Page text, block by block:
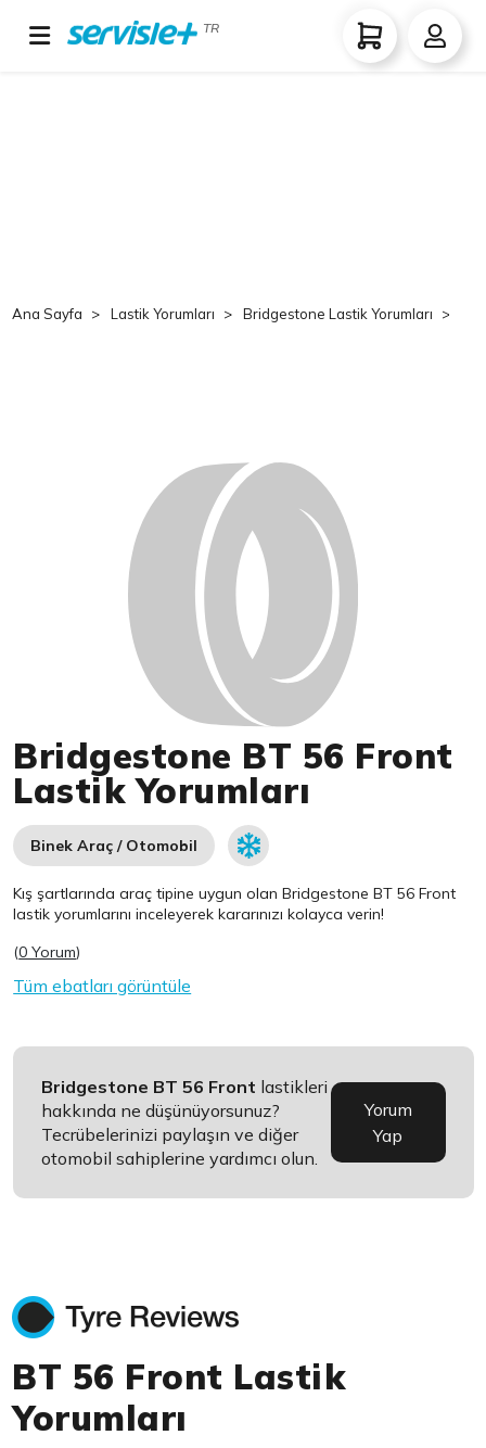
TR
Ana Sayfa Lastik Yorumları Bridgestone Lastik Yorumları
Bridgestone BT 56 Front
Lastik Yorumları
Binek Araç / Otomobil
Kış şartlarında araç tipine uygun olanBridgestone BT 56 Front
lastik yorumlarını inceleyerek kararınızı kolayca verin!
(0 Yorum)
Tüm ebatları görüntüle
Bridgestone BT 56 Front lastikleri
hakkında ne düşünüyorsunuz?
Tecrübelerinizi paylaşın ve diğer
otomobil sahiplerine yardımcı olun.
Yorum
Yap
BT 56 Front Lastik
Yorumları